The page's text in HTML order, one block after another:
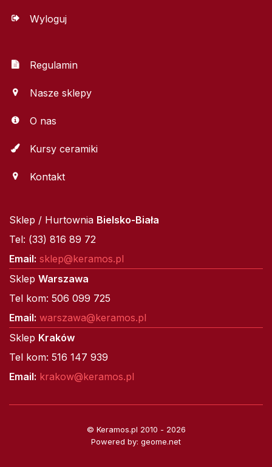
Wyloguj
Regulamin
Nasze sklepy
O nas
Kursy ceramiki
Kontakt
Sklep / Hurtownia Bielsko-Biała
Tel: (33) 816 89 72
Email: sklep@keramos.pl
Sklep Warszawa
Tel kom: 506 099 725
Email: warszawa@keramos.pl
Sklep Kraków
Tel kom: 516 147 939
Email: krakow@keramos.pl
© Keramos.pl 2010 - 2026
Powered by: geome.net